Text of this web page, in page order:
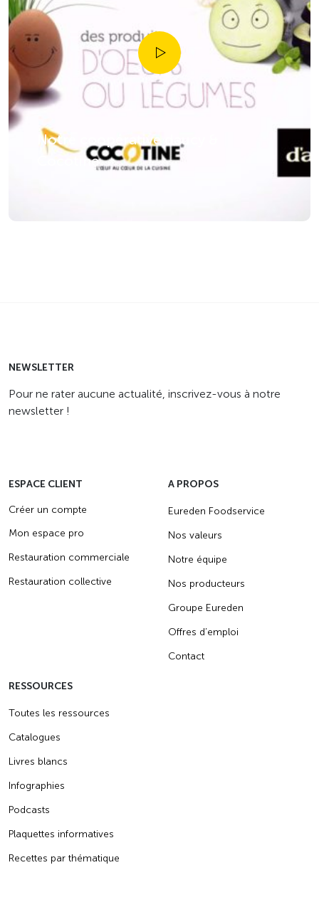
Notre coopérative daucy &
Cocotine
NEWSLETTER
Pour ne rater aucune actualité, inscrivez-vous à notre
newsletter !
ESPACE CLIENT
Créer un compte
Mon espace pro
Restauration commerciale
Restauration collective
A PROPOS
Eureden Foodservice
Nos valeurs
Notre équipe
Nos producteurs
Groupe Eureden
Offres d’emploi
Contact
RESSOURCES
Toutes les ressources
Catalogues
Livres blancs
Infographies
Podcasts
Plaquettes informatives
Recettes par thématique